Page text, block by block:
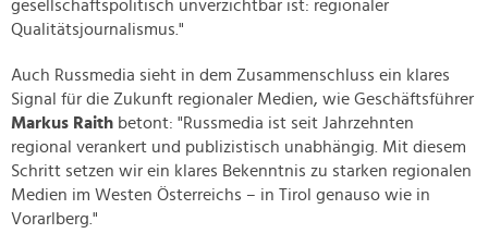
gesellschaftspolitisch unverzichtbar ist: regionaler
Qualitätsjournalismus."
Auch Russmedia sieht in dem Zusammenschluss ein klares
Signal für die Zukunft regionaler Medien, wie Geschäftsführer
Markus Raith betont: "Russmedia ist seit Jahrzehnten
regional verankert und publizistisch unabhängig. Mit diesem
Schritt setzen wir ein klares Bekenntnis zu starken regionalen
Medien im Westen Österreichs – in Tirol genauso wie in
Vorarlberg."